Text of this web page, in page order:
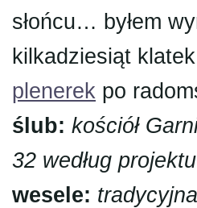
słońcu… byłem
kilkadziesiąt
plenerek po
ślub: kościół
32 według
wesele: